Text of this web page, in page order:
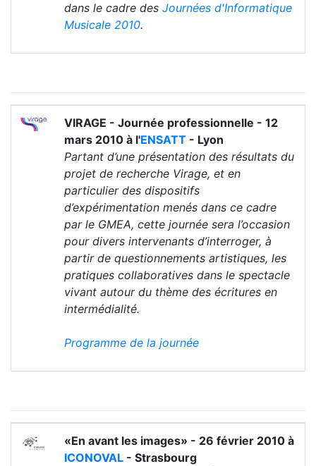
dans le cadre des Journées d'Informatique
Musicale 2010.
VIRAGE - Journée professionnelle - 12
mars 2010 à l'ENSATT - Lyon
Partant d’une présentation des résultats du
projet de recherche Virage, et en
particulier des dispositifs
d’expérimentation menés dans ce cadre
par le GMEA, cette journée sera l’occasion
pour divers intervenants d’interroger, à
partir de questionnements artistiques, les
pratiques collaboratives dans le spectacle
vivant autour du thème des écritures en
intermédialité.
Programme de la journée
«En avant les images» - 26 février 2010 à
ICONOVAL - Strasbourg